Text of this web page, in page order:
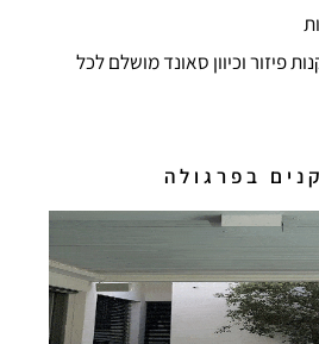
פיזור וכיוון סאונד מושלם לכל
בפרגולה